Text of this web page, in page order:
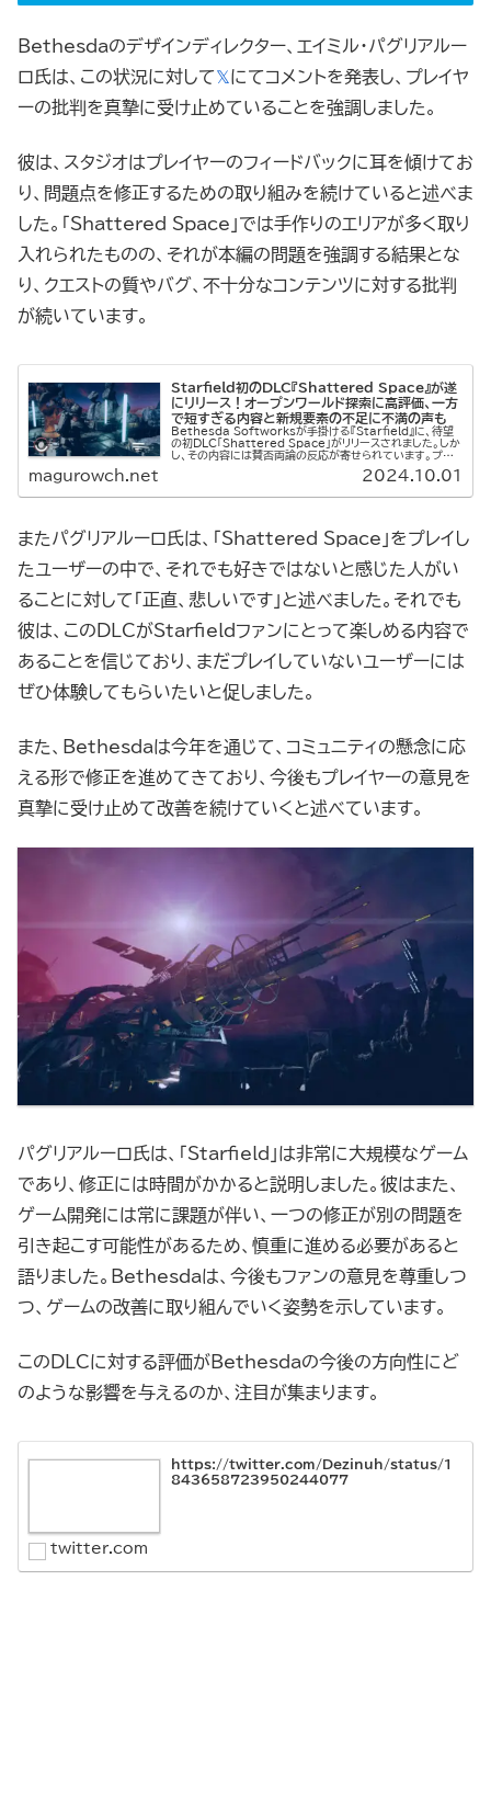
Bethesdaのデザインディレクター、エイミル・パグリアルー
ロ氏は、この状況に対して𝕏にてコメントを発表し、プレイヤ
ーの批判を真摯に受け止めていることを強調しました。
彼は、スタジオはプレイヤーのフィードバックに耳を傾けてお
り、問題点を修正するための取り組みを続けていると述べま
した。「Shattered Space」では手作りのエリアが多く取り
入れられたものの、それが本編の問題を強調する結果とな
り、クエストの質やバグ、不十分なコンテンツに対する批判
が続いています。
Starfield初のDLC『Shattered Space』が遂
にリリース！オープンワールド探索に高評価、一方
で短すぎる内容と新規要素の不足に不満の声も
Bethesda Softworksが手掛ける『Starfield』に、待望
の初DLC「Shattered Space」がリリースされました。しか
し、その内容には賛否両論の反応が寄せられています。プレイ
magurowch.net 2024.10.01
またパグリアルーロ氏は、「Shattered Space」をプレイし
たユーザーの中で、それでも好きではないと感じた人がい
ることに対して「正直、悲しいです」と述べました。それでも
彼は、このDLCがStarfieldファンにとって楽しめる内容で
あることを信じており、まだプレイしていないユーザーには
ぜひ体験してもらいたいと促しました。
また、Bethesdaは今年を通じて、コミュニティの懸念に応
える形で修正を進めてきており、今後もプレイヤーの意見を
真摯に受け止めて改善を続けていくと述べています。
パグリアルーロ氏は、「Starfield」は非常に大規模なゲーム
であり、修正には時間がかかると説明しました。彼はまた、
ゲーム開発には常に課題が伴い、一つの修正が別の問題を
引き起こす可能性があるため、慎重に進める必要があると
語りました。Bethesdaは、今後もファンの意見を尊重しつ
つ、ゲームの改善に取り組んでいく姿勢を示しています。
このDLCに対する評価がBethesdaの今後の方向性にど
のような影響を与えるのか、注目が集まります。
https://twitter.com/Dezinuh/status/1
843658723950244077
twitter.com